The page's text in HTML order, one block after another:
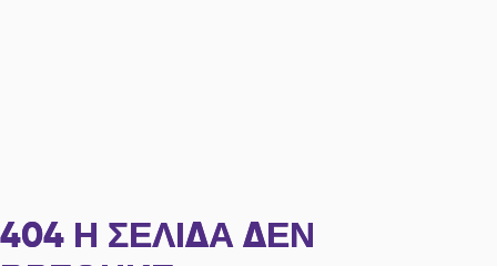
404 Η ΣΕΛΊΔΑ ΔΕΝ